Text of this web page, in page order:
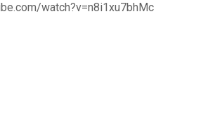
watch?v=n8i1xu7bhMc